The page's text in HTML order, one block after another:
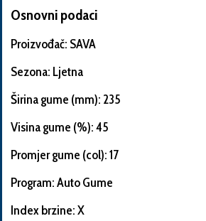
Broj
Informacije
o
Osnovni podaci
Proizvođač: SAVA
Sezona: Ljetna
Širina gume (mm): 235
Visina gume (%): 45
Promjer gume (col): 17
Program: Auto Gume
Index brzine: X